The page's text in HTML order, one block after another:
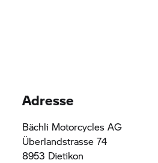
Adresse
Bächli Motorcycles AG
Überlandstrasse 74
8953 Dietikon